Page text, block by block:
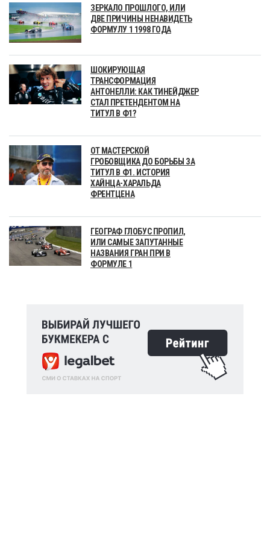
ЗЕРКАЛО ПРОШЛОГО, ИЛИ
ДВЕ ПРИЧИНЫ НЕНАВИДЕТЬ
ФОРМУЛУ 1 1998 ГОДА
ШОКИРУЮЩАЯ
ТРАНСФОРМАЦИЯ
АНТОНЕЛЛИ: КАК ТИНЕЙДЖЕР
СТАЛ ПРЕТЕНДЕНТОМ НА
ТИТУЛ В Ф1?
ОТ МАСТЕРСКОЙ
ГРОБОВЩИКА ДО БОРЬБЫ ЗА
ТИТУЛ В Ф1. ИСТОРИЯ
ХАЙНЦА-ХАРАЛЬДА
ФРЕНТЦЕНА
ГЕОГРАФ ГЛОБУС ПРОПИЛ,
ИЛИ САМЫЕ ЗАПУТАННЫЕ
НАЗВАНИЯ ГРАН ПРИ В
ФОРМУЛЕ 1